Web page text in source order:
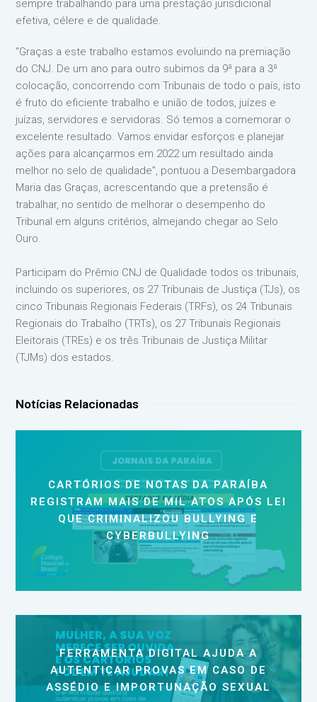
sempre trabalhando para uma prestação jurisdicional
efetiva, célere e de qualidade.
“Graças a este trabalho estamos evoluindo na premiação
do CNJ. De um ano para outro subimos da 9ª para a 3ª
colocação, concorrendo com Tribunais de todo o país, isto
é fruto do eficiente trabalho e união de todos, juízes e
juízas, servidores e servidoras. Só temos a comemorar o
excelente resultado. Vamos envidar esforços e planejar
ações para alcançarmos em 2022 um resultado ainda
melhor no selo de qualidade”, pontuou a Desembargadora
Maria das Graças, acrescentando que a pretensão é
trabalhar, no sentido de melhorar o desempenho do
Tribunal em alguns critérios, almejando chegar ao Selo
Ouro.
Participam do Prêmio CNJ de Qualidade todos os tribunais,
incluindo os superiores, os 27 Tribunais de Justiça (TJs), os
cinco Tribunais Regionais Federais (TRFs), os 24 Tribunais
Regionais do Trabalho (TRTs), os 27 Tribunais Regionais
Eleitorais (TREs) e os três Tribunais de Justiça Militar
(TJMs) dos estados.
Notícias Relacionadas
CARTÓRIOS DE NOTAS DA PARAÍBA
REGISTRAM MAIS DE MIL ATOS APÓS LEI
QUE CRIMINALIZOU BULLYING E
CYBERBULLYING
FERRAMENTA DIGITAL AJUDA A
AUTENTICAR PROVAS EM CASO DE
ASSÉDIO E IMPORTUNAÇÃO SEXUAL